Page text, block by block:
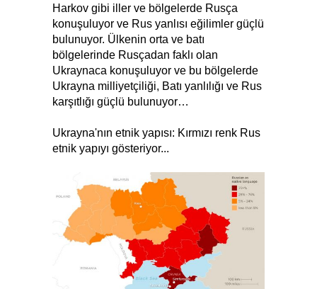
Harkov gibi iller ve bölgelerde Rusça
konuşuluyor ve Rus yanlısı eğilimler güçlü
bulunuyor. Ülkenin orta ve batı
bölgelerinde Rusçadan faklı olan
Ukraynaca konuşuluyor ve bu bölgelerde
Ukrayna milliyetçiliği, Batı yanlılığı ve Rus
karşıtlığı güçlü bulunuyor…
Ukrayna'nın etnik yapısı: Kırmızı renk Rus
etnik yapıyı gösteriyor...